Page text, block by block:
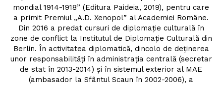
Despre noi / Echipa
Proiecte editoriale
Rețea
Contact
mondial 1914-1918” (Editura Paideia, 2019), pentru care
a primit Premiul „A.D. Xenopol” al Academiei Române.
Din 2016 a predat cursuri de diplomație culturală în
zone de conflict la Institutul de Diplomație Culturală din
Berlin. În activitatea diplomatică, dincolo de deținerea
unor responsabilități în administrația centrală (secretar
de stat în 2013-2014) și în sistemul exterior al MAE
(ambasador la Sfântul Scaun în 2002-2006), a